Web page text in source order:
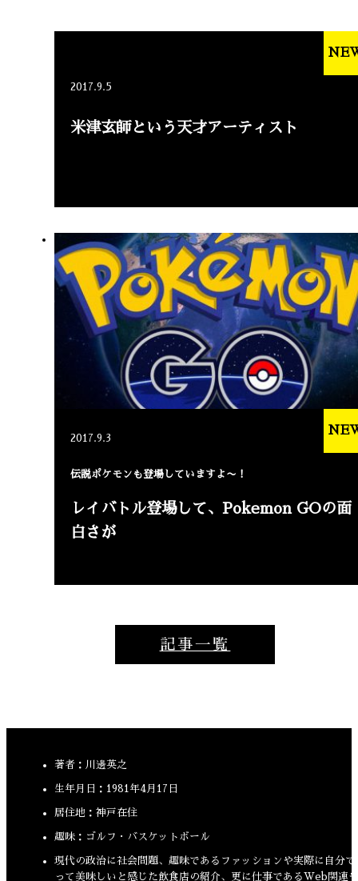
2017.9.5
米津玄師という天才アーティスト
2017.9.3
伝説ポケモンも登場していますよ〜！
レイバトル登場して、Pokemon GOの面
白さが
記事一覧
著者：川邊英之
生年月日：1981年4月17日
居住地：神戸在住
趣味：ゴルフ・バスケットボール
現代の政治に社会問題、趣味であるファッションや実際に自分で
って美味しいと感じた飲食店の紹介、更に仕事であるWeb関連や